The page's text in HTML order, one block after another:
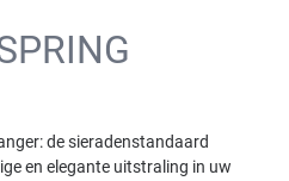
de sieradenstandaard
en elegante uitstraling in uw